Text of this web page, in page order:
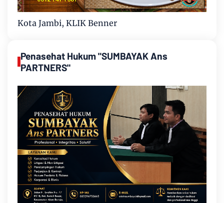
Kota Jambi, KLIK Benner
Penasehat Hukum "SUMBAYAK Ans
PARTNERS"